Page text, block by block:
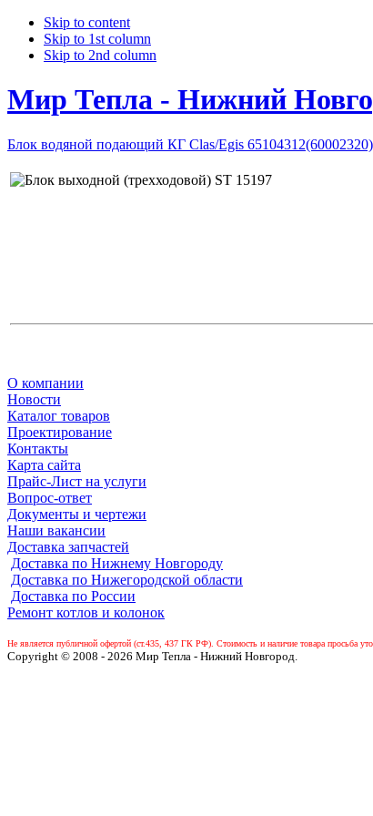
Skip to content
Skip to 1st column
Skip to 2nd column
Мир Тепла - Нижний
Блок водяной подающий КГ Clas/Egis 65104312(60002320)
О компании
Новости
Каталог товаров
Проектирование
Контакты
Карта сайта
Прайс-Лист на услуги
Вопрос-ответ
Документы и чертежи
Наши вакансии
Доставка запчастей
Доставка по Нижнему Новгороду
Доставка по Нижегородской области
Доставка по России
Ремонт котлов и колонок
Не является публичной офертой (ст.435, 437 ГК РФ). Стоимость и наличие товара просьба
Copyright © 2008 - 2026 Мир Тепла - Нижний Новгород.